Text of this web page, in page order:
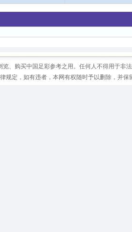
、购买中国足彩参考之用。任何人不得用于
规定，如有违者，本网有权随时予以删除，并